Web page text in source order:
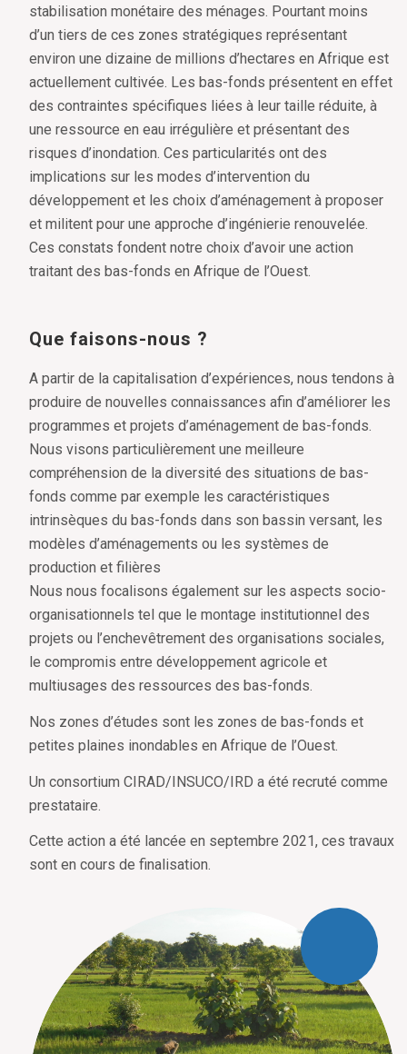
stabilisation monétaire des ménages. Pourtant moins
d’un tiers de ces zones stratégiques représentant
environ une dizaine de millions d’hectares en Afrique est
actuellement cultivée. Les bas-fonds présentent en effet
des contraintes spécifiques liées à leur taille réduite, à
une ressource en eau irrégulière et présentant des
risques d’inondation. Ces particularités ont des
implications sur les modes d’intervention du
développement et les choix d’aménagement à proposer
et militent pour une approche d’ingénierie renouvelée.
Ces constats fondent notre choix d’avoir une action
traitant des bas-fonds en Afrique de l’Ouest.
Que faisons-nous ?
A partir de la capitalisation d’expériences, nous tendons à
produire de nouvelles connaissances afin d’améliorer les
programmes et projets d’aménagement de bas-fonds.
Nous visons particulièrement une meilleure
compréhension de la diversité des situations de bas-
fonds comme par exemple les caractéristiques
intrinsèques du bas-fonds dans son bassin versant, les
modèles d’aménagements ou les systèmes de
production et filières
Nous nous focalisons également sur les aspects socio-
organisationnels tel que le montage institutionnel des
projets ou l’enchevêtrement des organisations sociales,
le compromis entre développement agricole et
multiusages des ressources des bas-fonds.
Nos zones d’études sont les zones de bas-fonds et
petites plaines inondables en Afrique de l’Ouest.
Un consortium CIRAD/INSUCO/IRD a été recruté comme
prestataire.
Cette action a été lancée en septembre 2021, ces travaux
sont en cours de finalisation.